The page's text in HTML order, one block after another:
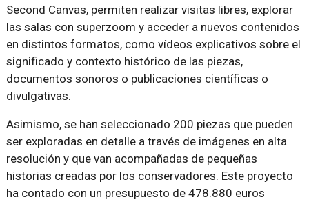
Second Canvas, permiten realizar visitas libres, explorar
las salas con superzoom y acceder a nuevos contenidos
en distintos formatos, como vídeos explicativos sobre el
significado y contexto histórico de las piezas,
documentos sonoros o publicaciones científicas o
divulgativas.
Asimismo, se han seleccionado 200 piezas que pueden
ser exploradas en detalle a través de imágenes en alta
resolución y que van acompañadas de pequeñas
historias creadas por los conservadores. Este proyecto
ha contado con un presupuesto de 478.880 euros